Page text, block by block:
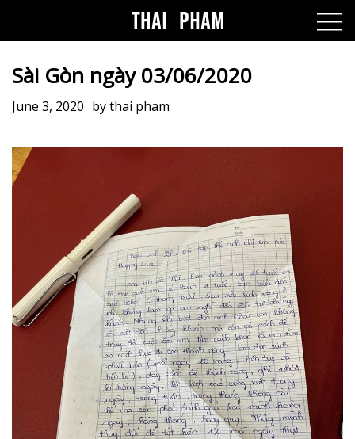
Sài Gòn ngày 03/06/2020
June 3, 2020 bythai pham